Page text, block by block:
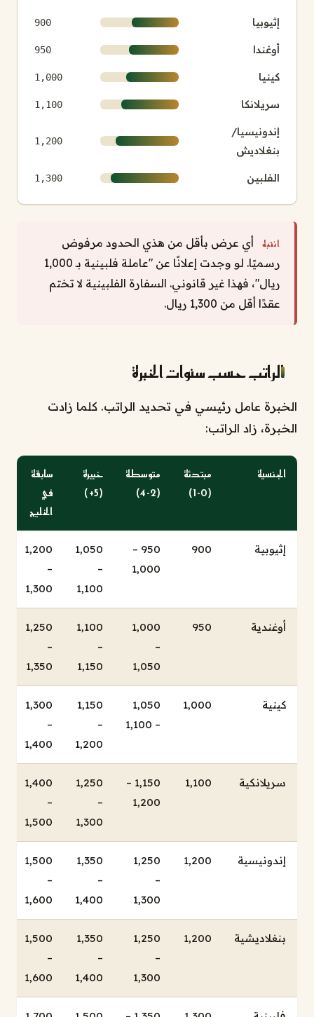
إثيوبيا 900
أوغندا 950
كينيا 1,000
سريلانكا 1,100
إندونيسيا/
بنغلاديش
1,200
الفلبين 1,300
انتبه
أي عرض بأقل من هذي الحدود مرفوض
رسميًا. لو وجدت إعلانًا عن "عاملة فلبينية بـ 1,000
ريال"، فهذا غير قانوني. السفارة الفلبينية لا تختم
عقدًا أقل من 1,300 ريال.
الراتب حسب سنوات الخبرة
الخبرة عامل رئيسي في تحديد الراتب. كلما زادت
الخبرة، زاد الراتب:
الجنسية
مبتدئة
(0-1)
متوسطة
(2-4)
خبيرة
(5+)
سابقة
في
الخليج
إثيوبية 900
950 –
1,000
1,050
–
1,100
1,200
–
1,300
أوغندية 950
1,000
–
1,050
1,100
–
1,150
1,250
–
1,350
كينية 1,000
1,050
– 1,100
1,150
–
1,200
1,300
–
1,400
سريلانكية 1,100
1,150 –
1,200
1,250
–
1,300
1,400
–
1,500
إندونيسية 1,200
1,250
–
1,300
1,350
–
1,400
1,500
–
1,600
بنغلاديشية 1,200
1,250
–
1,300
1,350
–
1,400
1,500
–
1,600